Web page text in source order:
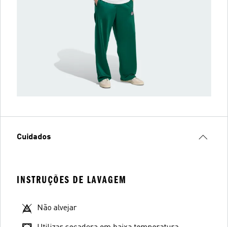
Cuidados
INSTRUÇÕES DE LAVAGEM
Não alvejar